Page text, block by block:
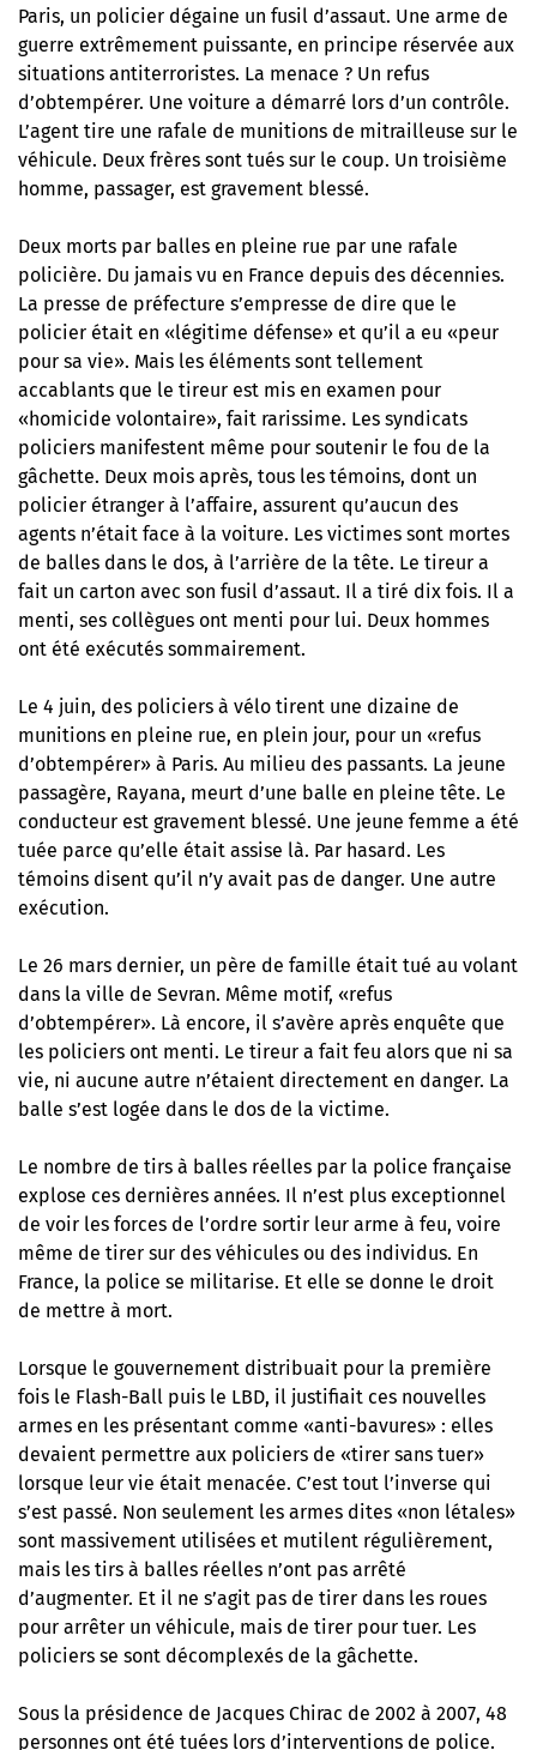
Paris, un policier dégaine un fusil d’assaut. Une arme de
guerre extrêmement puissante, en principe réservée aux
situations antiterroristes. La menace ? Un refus
d’obtempérer. Une voiture a démarré lors d’un contrôle.
L’agent tire une rafale de munitions de mitrailleuse sur le
véhicule. Deux frères sont tués sur le coup. Un troisième
homme, passager, est gravement blessé.
Deux morts par balles en pleine rue par une rafale
policière. Du jamais vu en France depuis des décennies.
La presse de préfecture s’empresse de dire que le
policier était en «légitime défense» et qu’il a eu «peur
pour sa vie». Mais les éléments sont tellement
accablants que le tireur est mis en examen pour
«homicide volontaire», fait rarissime. Les syndicats
policiers manifestent même pour soutenir le fou de la
gâchette. Deux mois après, tous les témoins, dont un
policier étranger à l’affaire, assurent qu’aucun des
agents n’était face à la voiture. Les victimes sont mortes
de balles dans le dos, à l’arrière de la tête. Le tireur a
fait un carton avec son fusil d’assaut. Il a tiré dix fois. Il a
menti, ses collègues ont menti pour lui. Deux hommes
ont été exécutés sommairement.
Le 4 juin, des policiers à vélo tirent une dizaine de
munitions en pleine rue, en plein jour, pour un «refus
d’obtempérer» à Paris. Au milieu des passants. La jeune
passagère, Rayana, meurt d’une balle en pleine tête. Le
conducteur est gravement blessé. Une jeune femme a été
tuée parce qu’elle était assise là. Par hasard. Les
témoins disent qu’il n’y avait pas de danger. Une autre
exécution.
Le 26 mars dernier, un père de famille était tué au volant
dans la ville de Sevran. Même motif, «refus
d’obtempérer». Là encore, il s’avère après enquête que
les policiers ont menti. Le tireur a fait feu alors que ni sa
vie, ni aucune autre n’étaient directement en danger. La
balle s’est logée dans le dos de la victime.
Le nombre de tirs à balles réelles par la police française
explose ces dernières années. Il n’est plus exceptionnel
de voir les forces de l’ordre sortir leur arme à feu, voire
même de tirer sur des véhicules ou des individus. En
France, la police se militarise. Et elle se donne le droit
de mettre à mort.
Lorsque le gouvernement distribuait pour la première
fois le Flash-Ball puis le LBD, il justifiait ces nouvelles
armes en les présentant comme «anti-bavures» : elles
devaient permettre aux policiers de «tirer sans tuer»
lorsque leur vie était menacée. C’est tout l’inverse qui
s’est passé. Non seulement les armes dites «non létales»
sont massivement utilisées et mutilent régulièrement,
mais les tirs à balles réelles n’ont pas arrêté
d’augmenter. Et il ne s’agit pas de tirer dans les roues
pour arrêter un véhicule, mais de tirer pour tuer. Les
policiers se sont décomplexés de la gâchette.
Sous la présidence de Jacques Chirac de 2002 à 2007, 48
personnes ont été tuées lors d’interventions de police.